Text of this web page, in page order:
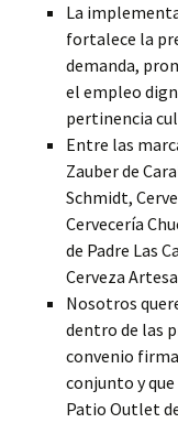
La
fortalece la
demanda,
el empleo
pertinencia
Entre las
Zauber de
Schmidt,
Cervecería
de Padre Las
Cerveza
Nosotros
dentro de las
convenio
conjunto y
Patio Outlet